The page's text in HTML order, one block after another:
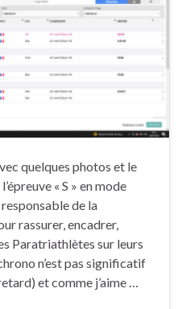
quelques photos et le
« S » en mode
de la
rassurer, encadrer,
Paratriathlètes sur leurs
n’est pas significatif
et comme j’aime …